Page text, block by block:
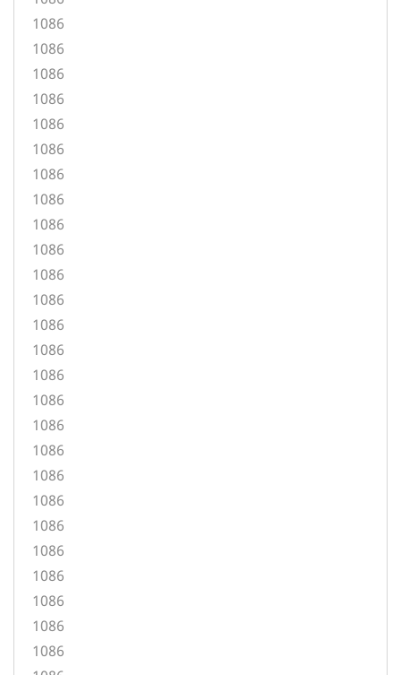
1086
1086
1086
1086
1086
1086
1086
1086
1086
1086
1086
1086
1086
1086
1086
1086
1086
1086
1086
1086
1086
1086
1086
1086
1086
1086